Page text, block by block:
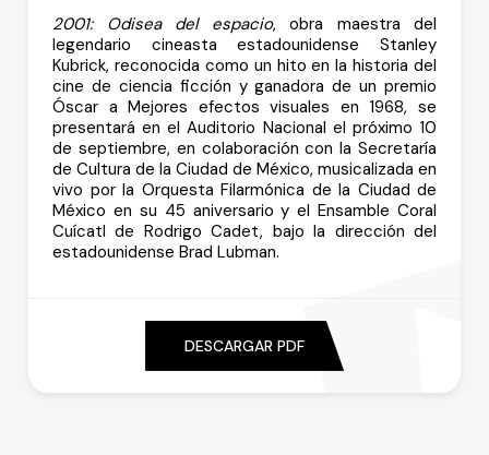
2001: Odisea del espacio, obra maestra del
legendario cineasta estadounidense Stanley
Kubrick, reconocida como un hito en la historia del
cine de ciencia ficción y ganadora de un premio
Óscar a Mejores efectos visuales en 1968, se
presentará en el Auditorio Nacional el próximo 10
de septiembre, en colaboración con la Secretaría
de Cultura de la Ciudad de México, musicalizada en
vivo por la Orquesta Filarmónica de la Ciudad de
México en su 45 aniversario y el Ensamble Coral
Cuícatl de Rodrigo Cadet, bajo la dirección del
estadounidense Brad Lubman.
DESCARGAR PDF